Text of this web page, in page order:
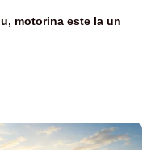
motorina este la un